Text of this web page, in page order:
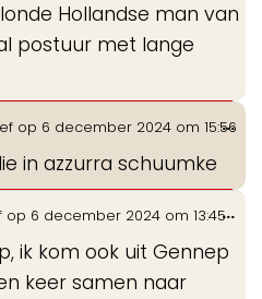
Hollandse man van
postuur met lange
op 6 december 2024 om 15:56
in azzurra schuumke
...
op 6 december 2024 om 13:45
ik kom ook uit Gennep
keer samen naar
...